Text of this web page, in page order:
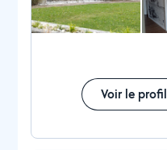
Voir le profil